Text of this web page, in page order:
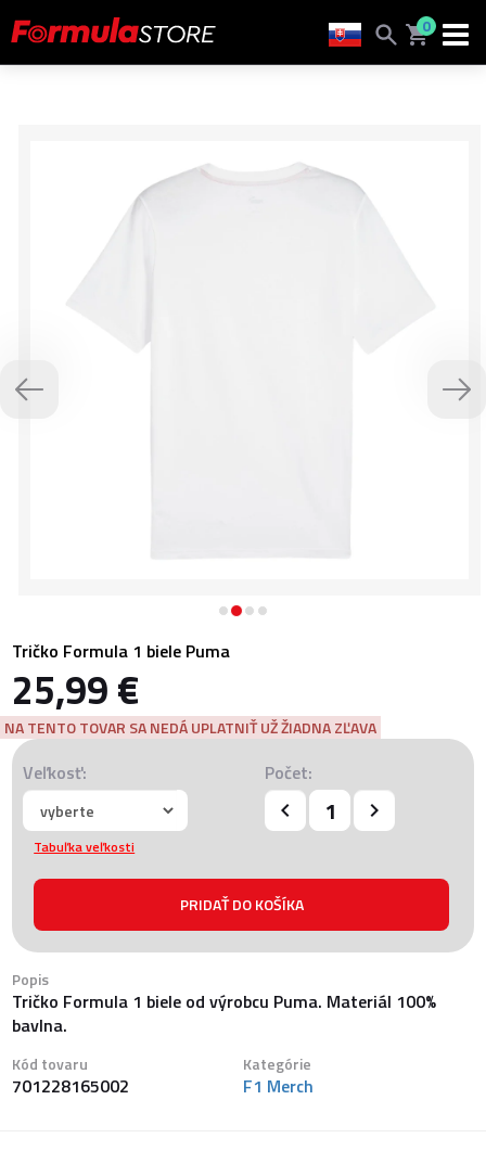
0
Tričko Formula 1 biele Puma
25,99 €
NA TENTO TOVAR SA NEDÁ UPLATNIŤ UŽ ŽIADNA ZĽAVA
Veľkosť: Počet:
Tabuľka veľkosti
Popis
Tričko Formula 1 biele od výrobcu Puma. Materiál 100%
bavlna.
Kód tovaru
701228165002
Kategórie
F1 Merch